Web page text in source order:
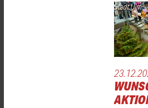
Stadt Ulm